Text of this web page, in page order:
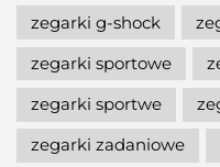
zegarki g-shock
zegarki sportowe
zegarki sportwe
zegarki zadaniowe